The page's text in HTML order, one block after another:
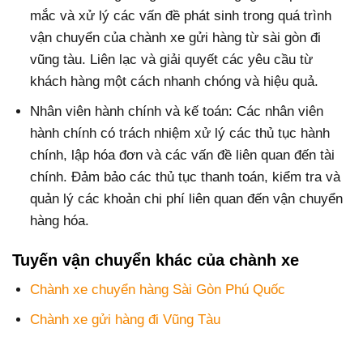
mắc và xử lý các vấn đề phát sinh trong quá trình
vận chuyển của chành xe gửi hàng từ sài gòn đi
vũng tàu. Liên lạc và giải quyết các yêu cầu từ
khách hàng một cách nhanh chóng và hiệu quả.
Nhân viên hành chính và kế toán: Các nhân viên
hành chính có trách nhiệm xử lý các thủ tục hành
chính, lập hóa đơn và các vấn đề liên quan đến tài
chính. Đảm bảo các thủ tục thanh toán, kiểm tra và
quản lý các khoản chi phí liên quan đến vận chuyển
hàng hóa.
Tuyến vận chuyển khác của chành xe
Chành xe chuyển hàng Sài Gòn Phú Quốc
Chành xe gửi hàng đi Vũng Tàu